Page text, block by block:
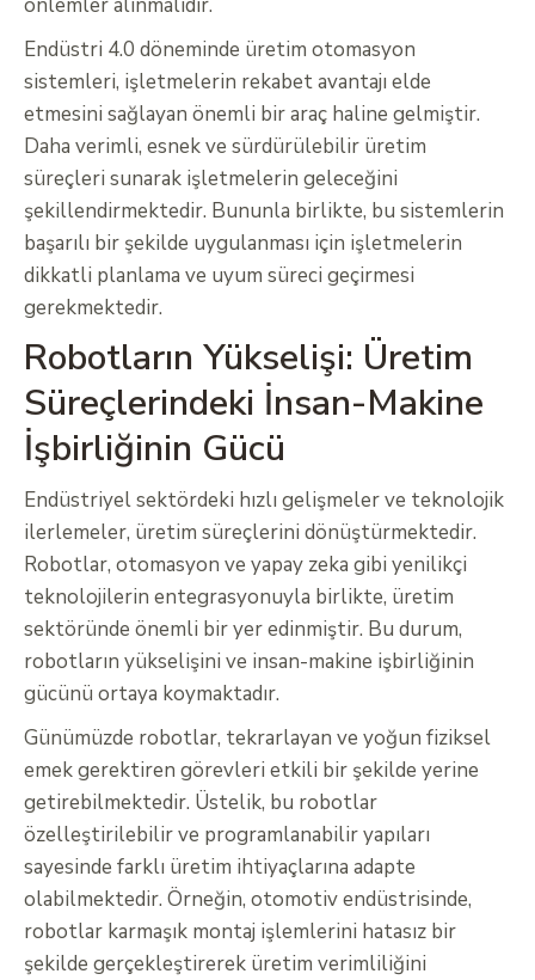
önlemler alınmalıdır.
Endüstri 4.0 döneminde üretim otomasyon
sistemleri, işletmelerin rekabet avantajı elde
etmesini sağlayan önemli bir araç haline gelmiştir.
Daha verimli, esnek ve sürdürülebilir üretim
süreçleri sunarak işletmelerin geleceğini
şekillendirmektedir. Bununla birlikte, bu sistemlerin
başarılı bir şekilde uygulanması için işletmelerin
dikkatli planlama ve uyum süreci geçirmesi
gerekmektedir.
Robotların Yükselişi: Üretim
Süreçlerindeki İnsan-Makine
İşbirliğinin Gücü
Endüstriyel sektördeki hızlı gelişmeler ve teknolojik
ilerlemeler, üretim süreçlerini dönüştürmektedir.
Robotlar, otomasyon ve yapay zeka gibi yenilikçi
teknolojilerin entegrasyonuyla birlikte, üretim
sektöründe önemli bir yer edinmiştir. Bu durum,
robotların yükselişini ve insan-makine işbirliğinin
gücünü ortaya koymaktadır.
Günümüzde robotlar, tekrarlayan ve yoğun fiziksel
emek gerektiren görevleri etkili bir şekilde yerine
getirebilmektedir. Üstelik, bu robotlar
özelleştirilebilir ve programlanabilir yapıları
sayesinde farklı üretim ihtiyaçlarına adapte
olabilmektedir. Örneğin, otomotiv endüstrisinde,
robotlar karmaşık montaj işlemlerini hatasız bir
şekilde gerçekleştirerek üretim verimliliğini